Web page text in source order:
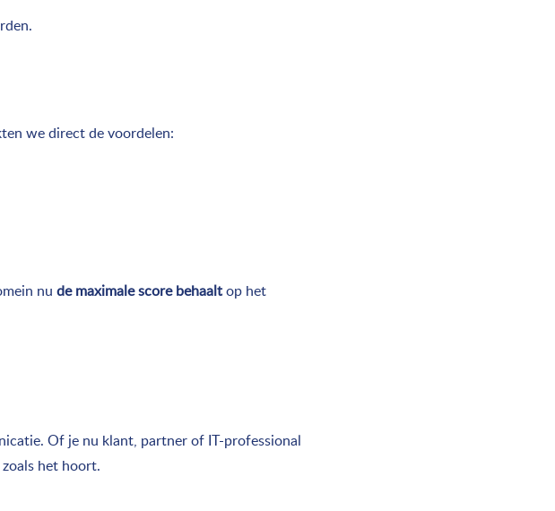
we direct de voordelen:
nu de maximale score behaaltop het
Of je nu klant, partner of IT-professional
het hoort.